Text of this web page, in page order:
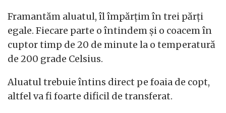
Framantăm aluatul, îl împărțim în trei părți
egale. Fiecare parte o întindem și o coacem în
cuptor timp de 20 de minute la o temperatură
de 200 grade Celsius.
Aluatul trebuie întins direct pe foaia de copt,
altfel va fi foarte dificil de transferat.